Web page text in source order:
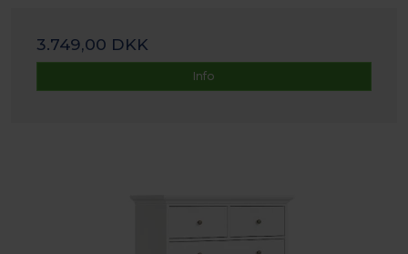
3.749,00 DKK
Info